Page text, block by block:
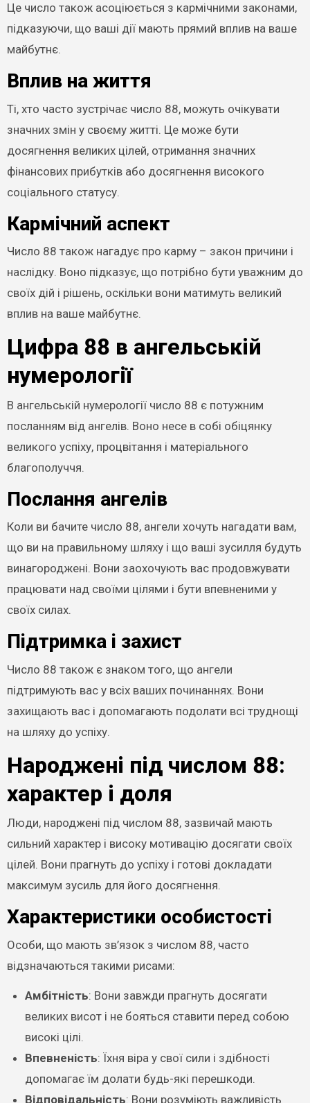
Це число також асоціюється з кармічними законами,
підказуючи, що ваші дії мають прямий вплив на ваше
майбутнє.
Вплив на життя
Ті, хто часто зустрічає число 88, можуть очікувати
значних змін у своєму житті. Це може бути
досягнення великих цілей, отримання значних
фінансових прибутків або досягнення високого
соціального статусу.
Кармічний аспект
Число 88 також нагадує про карму – закон причини і
наслідку. Воно підказує, що потрібно бути уважним до
своїх дій і рішень, оскільки вони матимуть великий
вплив на ваше майбутнє.
Цифра 88 в ангельській
нумерології
В ангельській нумерології число 88 є потужним
посланням від ангелів. Воно несе в собі обіцянку
великого успіху, процвітання і матеріального
благополуччя.
Послання ангелів
Коли ви бачите число 88, ангели хочуть нагадати вам,
що ви на правильному шляху і що ваші зусилля будуть
винагороджені. Вони заохочують вас продовжувати
працювати над своїми цілями і бути впевненими у
своїх силах.
Підтримка і захист
Число 88 також є знаком того, що ангели
підтримують вас у всіх ваших починаннях. Вони
захищають вас і допомагають подолати всі труднощі
на шляху до успіху.
Народжені під числом 88:
характер і доля
Люди, народжені під числом 88, зазвичай мають
сильний характер і високу мотивацію досягати своїх
цілей. Вони прагнуть до успіху і готові докладати
максимум зусиль для його досягнення.
Характеристики особистості
Особи, що мають зв’язок з числом 88, часто
відзначаються такими рисами:
Амбітність: Вони завжди прагнуть досягати
великих висот і не бояться ставити перед собою
високі цілі.
Впевненість: Їхня віра у свої сили і здібності
допомагає їм долати будь-які перешкоди.
Відповідальність: Вони розуміють важливість